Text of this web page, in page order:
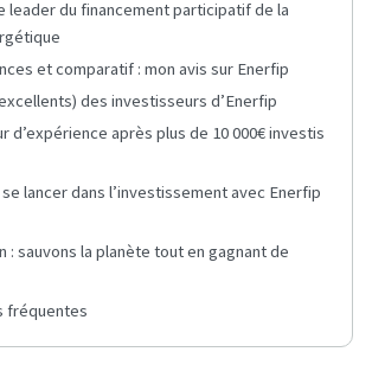
leader du financement participatif de la
et comparatif : mon avis sur Enerfip
des investisseurs d’Enerfip
d’expérience après plus de 10 000€ investis
lancer dans l’investissement avec Enerfip
: sauvons la planète tout en gagnant de
fréquentes